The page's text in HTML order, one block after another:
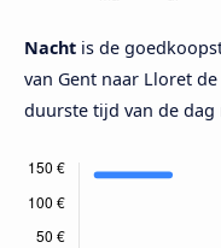
Nacht is de
van Gent naar Lloret de
duurste tijd van de dag